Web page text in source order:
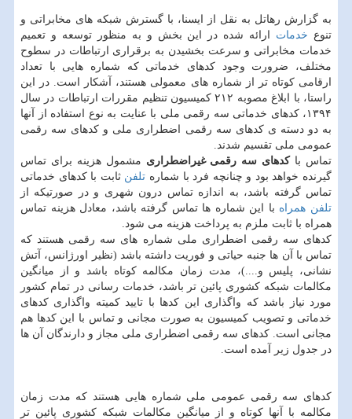
به گزارش رهاتل به نقل از ایسنا، با گسترش شبكه ­های مخابراتی و
تنوع خدمات ارائه شده در این بخش و به منظور توسعه و تعمیم
خدمات مخابراتی و سرعت بخشیدن به برقراری ارتباطات در سطوح
مختلف، ضرورت وجود كدهای خدماتی كه شماره­ هایی با تعداد
ارقامی كوتاه تر از شماره­ های معمولی هستند، آشكار است. در این
راستا، با ابلاغ مصوبه ۲۱۲ كمیسیون تنظیم مقررات ارتباطات در سال
۱۳۹۴، كدهای خدماتی سه رقمی ملی با عنایت به نوع استفاده از آنها
به دو دسته ی كدهای سه رقمی اضطراری ملی و كدهای سه رقمی
عمومی ملی تقسیم شدند.
تماس باكدهای سه رقمی غیراضطراری مشمول هزینه برای تماس
گیرنده خواهد بود و چنانچه فرد با شماره تلفن ثابت با كدهای خدماتی
تماس گرفته باشد، به اندازه تماس درون شهری و در صورتیكه از
تلفن همراه با این شماره ها تماس گرفته باشد، معادل هزینه تماس
همراه با ثابت ملزم به پرداخت هزینه می شود.
كدهای سه رقمی اضطراری ملی شماره های سه رقمی هستند كه
تماس با آن­ ها جنبه حیاتی و فوریت داشته باشد (نظیر اورژانس، آتش
نشانی، پلیس و....)، مدت زمان مكالمه كوتاه باشد و از میانگین
مكالمات شبكه كشوری پائین ­تر باشد، خدمات رسانی در تمام كشور
مورد نیاز باشد كه واگذاری این كدها با تایید كمیته واگذاری كدهای
خدماتی و تصویب كمیسیون به صورت مجانی و تماس با این كدها هم
مجانی است. كدهای سه رقمی اضطراری ملی مجاز و دارندگان آن­ ها
در جدول زیر آمده است.
كدهای سه رقمی عمومی ملی شماره­ هایی هستند كه مدت زمان
مكالمه با آنها كوتاه و از میانگین مكالمات شبكه كشوری پائین­ تر